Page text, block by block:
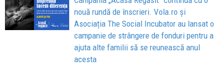
nouă rundă de înscrieri. Vola.ro și
Asociația The Social Incubator au lansat o
campanie de strângere de fonduri pentru a
ajuta alte familii să se reunească anul
acesta